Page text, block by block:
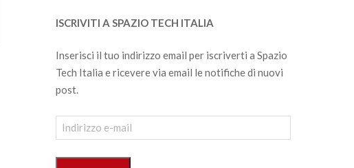
ISCRIVITI A SPAZIO TECH ITALIA
Inserisci il tuo indirizzo email per iscriverti a Spazio
Tech Italia e ricevere via email le notifiche di nuovi
post.
Indirizzo
e-